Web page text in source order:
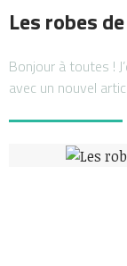
Les robes
Bonjour à toutes !
avec un nouvel